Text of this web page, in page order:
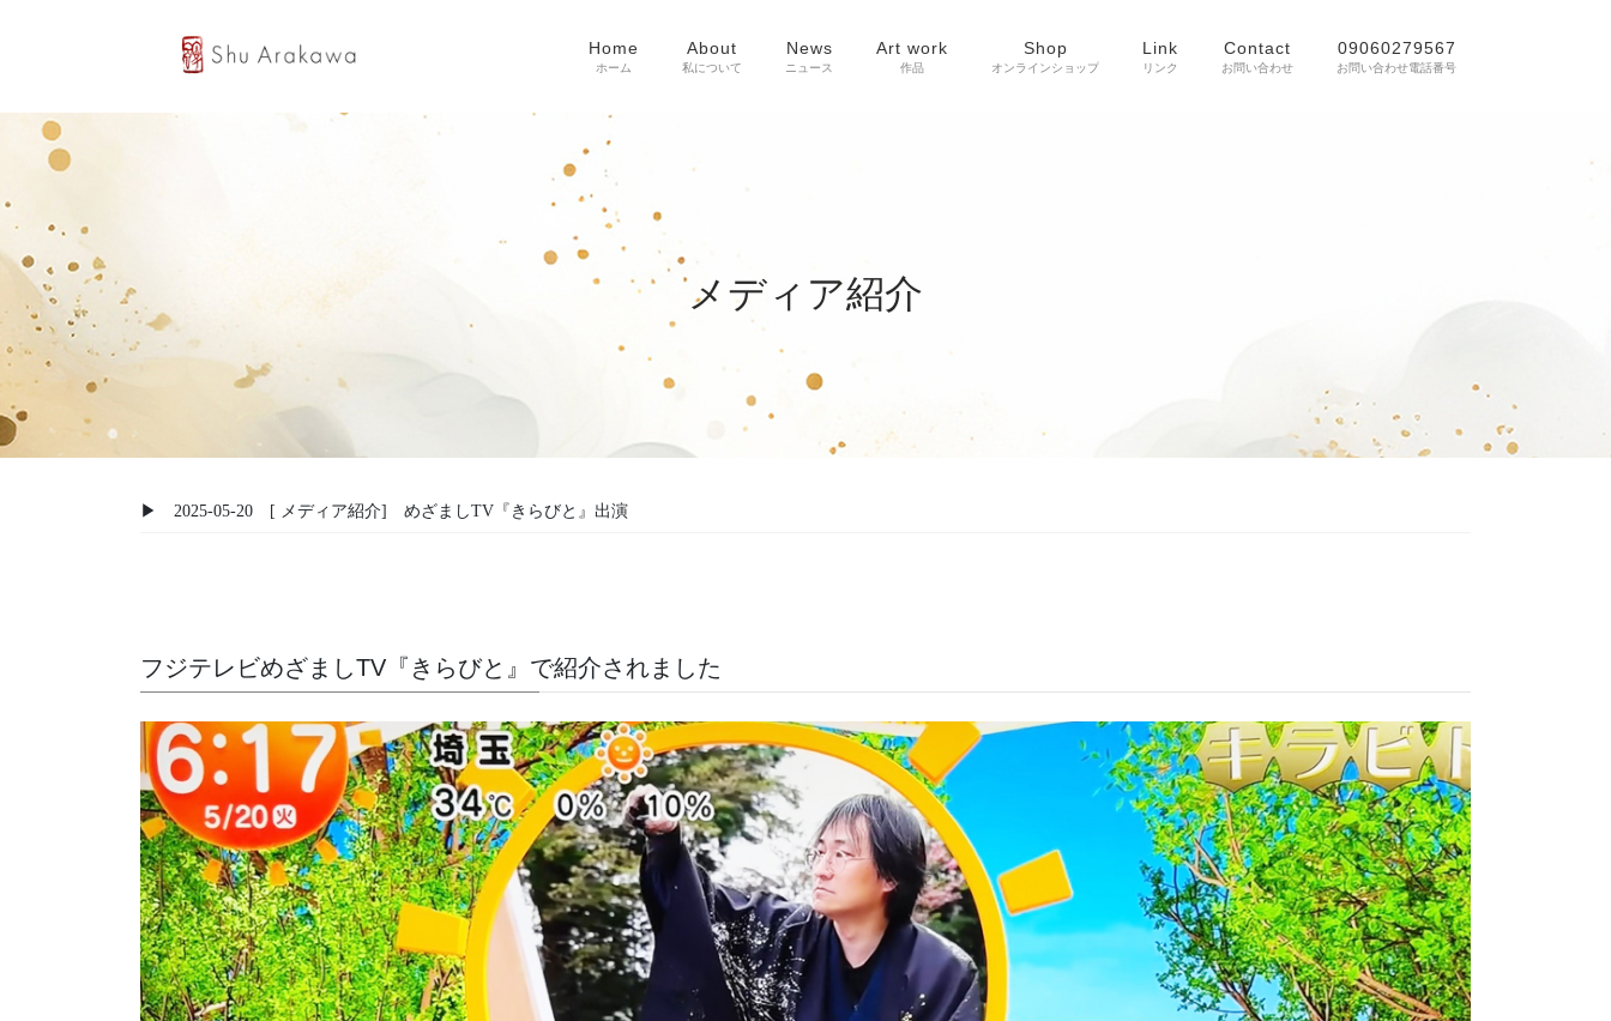
キ
プ
に
動
Home
ホーム
About
私について
News
ニュース
Art work
作品
Shop
オンラインショップ
Link
リンク
Contact
お問い合わせ
09060279567
お問い合わせ電話番号
メディア紹介
▶ 2025-05-20 [ メディア紹介] めざましTV『きらびと』出演
フジテレビめざましTV『きらびと』で紹介されました